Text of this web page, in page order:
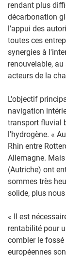
rendant plus
décarbonation
l’appui des
toutes ces
synergies à
renouvelable, au
acteurs de la
L'objectif
navigation
transport fluvial
l'hydrogène. «
Rhin entre
Allemagne.
(Autriche) ont
sommes très
solide, plus
« Il est
rentabilité pour
combler le
européennes